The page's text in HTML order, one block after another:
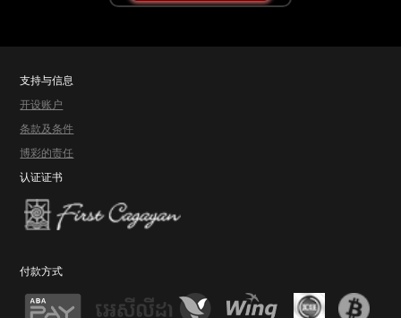
支持与信息
开设账户
条款及条件
博彩的责任
认证证书
付款方式